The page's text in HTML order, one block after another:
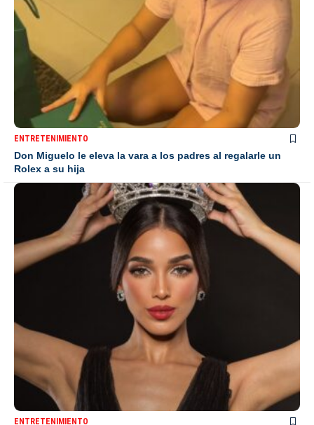
ENTRETENIMIENTO
Don Miguelo le eleva la vara a los padres al regalarle un
Rolex a su hija
ENTRETENIMIENTO